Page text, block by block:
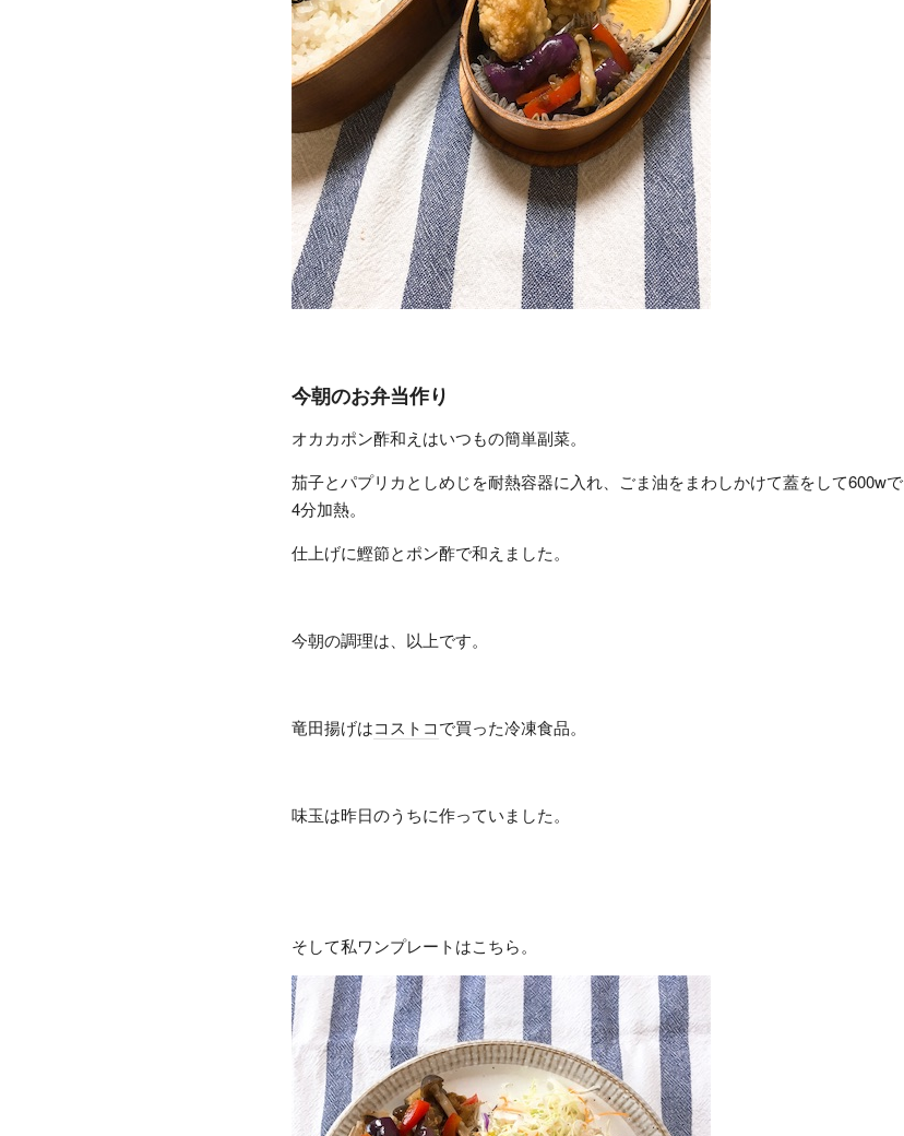
今朝のお弁当作り
オカカポン酢和えはいつもの簡単副菜。
茄子とパプリカとしめじを耐熱容器に入れ、ごま油をまわしかけて蓋をして600wで
4分加熱。
仕上げに鰹節とポン酢で和えました。
今朝の調理は、以上です。
竜田揚げはコストコで買った冷凍食品。
味玉は昨日のうちに作っていました。
そして私ワンプレートはこちら。